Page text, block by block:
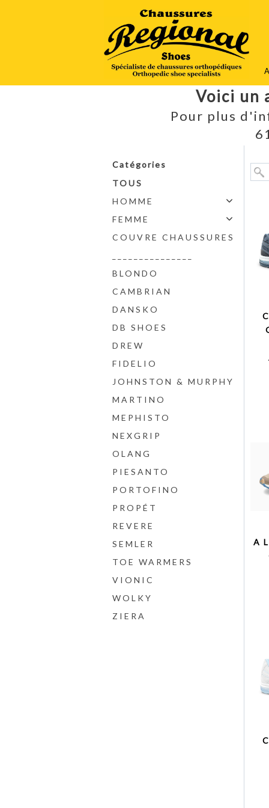
Voici un
Pour plus
Catégories
TOUS
HOMME
FEMME
COUVRE CHAUSSURES
BLONDO
CAMBRIAN
DANSKO
DB SHOES
DREW
FIDELIO
JOHNSTON & MURPHY
MARTINO
MEPHISTO
NEXGRIP
OLANG
PIESANTO
PORTOFINO
PROPÉT
REVERE
SEMLER
TOE WARMERS
VIONIC
WOLKY
ZIERA